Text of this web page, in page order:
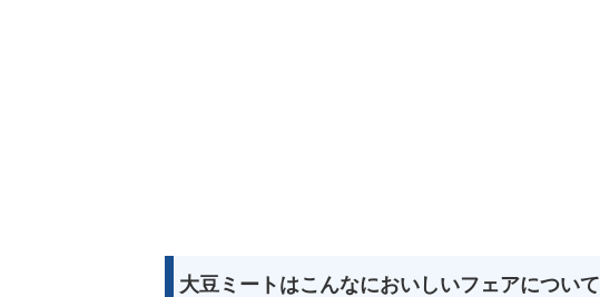
大豆ミートはこんなにおいしいフェアについて